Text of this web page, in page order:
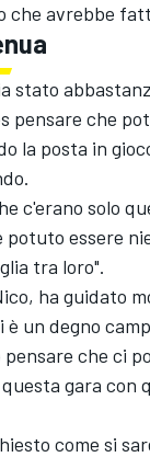
che avrebbe
stato
pensare che
la posta in
c'erano solo
potuto essere
tra loro".
ha guidato
un degno
che ci
gara con
come si